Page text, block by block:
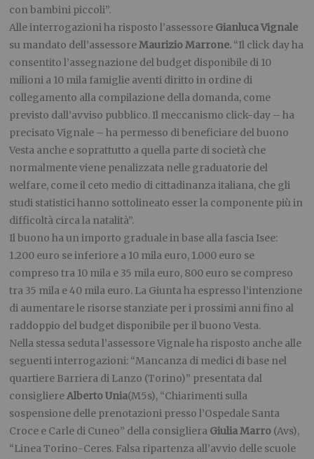
con bambini piccoli”.
Alle interrogazioni ha risposto l’assessore Gianluca Vignale
su mandato dell’assessoreMaurizio Marrone. “Il click day ha
consentito l’assegnazione del budget disponibile di 10
milioni a 10 mila famiglie aventi diritto in ordine di
collegamento alla compilazione della domanda, come
previsto dall’avviso pubblico. Il meccanismo click-day – ha
precisato Vignale – ha permesso di beneficiare del buono
Vesta anche e soprattutto a quella parte di società che
normalmente viene penalizzata nelle graduatorie del
welfare, come il ceto medio di cittadinanza italiana, che gli
studi statistici hanno sottolineato esser la componente più in
difficoltà circa la natalità”.
Il buono ha un importo graduale in base alla fascia Isee:
1.200 euro se inferiore a 10 mila euro, 1.000 euro se
compreso tra 10 mila e 35 mila euro, 800 euro se compreso
tra 35 mila e 40 mila euro. La Giunta ha espresso l’intenzione
di aumentare le risorse stanziate per i prossimi anni fino al
raddoppio del budget disponibile per il buono Vesta.
Nella stessa seduta l’assessore Vignale ha risposto anche alle
seguenti interrogazioni: “Mancanza di medici di base nel
quartiere Barriera di Lanzo (Torino)” presentata dal
consigliereAlberto Unia(M5s), “Chiarimenti sulla
sospensione delle prenotazioni presso l’Ospedale Santa
Croce e Carle di Cuneo” della consigliera Giulia Marro (Avs),
“Linea Torino-Ceres. Falsa ripartenza all’avvio delle scuole